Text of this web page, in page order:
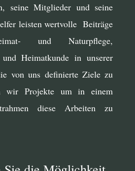
seine Mitglieder und seine
leisten wertvolle Beiträge
und Naturpflege,
und Heimatkunde in unserer
von uns definierte Ziele zu
wir Projekte um in einem
diese Arbeiten zu